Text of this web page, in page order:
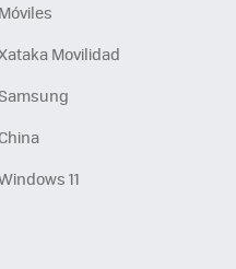
Móviles
Movilidad
China
11